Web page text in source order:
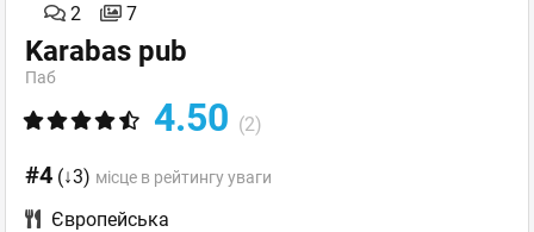
2 7
Karabas pub
Паб
4.50 (2)
#4 (↓3) місце в рейтингу уваги
Європейська